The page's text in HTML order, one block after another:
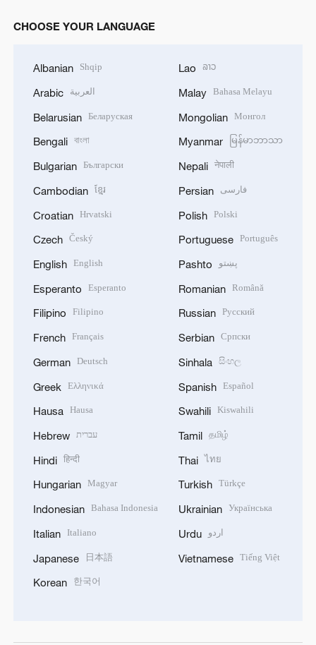
CHOOSE YOUR LANGUAGE
Albanian Shqip
Arabic العربية
Belarusian Беларуская
Bengali বাংলা
Bulgarian Български
Cambodian ខ្មែរ
Croatian Hrvatski
Czech Český
English English
Esperanto Esperanto
Filipino Filipino
French Français
German Deutsch
Greek Ελληνικά
Hausa Hausa
Hebrew עברית
Hindi हिन्दी
Hungarian Magyar
Indonesian Bahasa Indonesia
Italian Italiano
Japanese 日本語
Korean 한국어
Lao ລາວ
Malay Bahasa Melayu
Mongolian Монгол
Myanmar မြန်မာဘာသာ
Nepali नेपाली
Persian فارسی
Polish Polski
Portuguese Português
Pashto پښتو
Romanian Română
Russian Русский
Serbian Српски
Sinhala සිංහල
Spanish Español
Swahili Kiswahili
Tamil தமிழ்
Thai ไทย
Turkish Türkçe
Ukrainian Українська
Urdu اردو
Vietnamese Tiếng Việt